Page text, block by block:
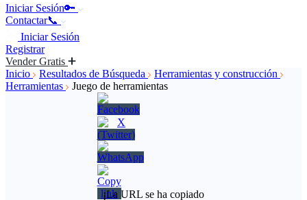
Iniciar Sesión🔑
Contactar📞
Iniciar Sesión
Registrar
Vender Gratis
Inicio
Resultados de Búsqueda
Herramientas y construcción
Herramientas
Juego de herramientas
¡La URL se ha copiado